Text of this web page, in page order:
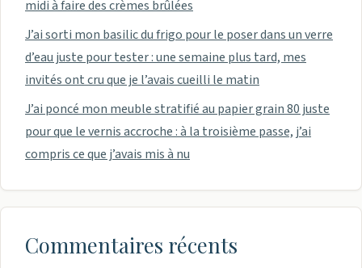
midi à faire des crèmes brûlées
J’ai sorti mon basilic du frigo pour le poser dans un verre
d’eau juste pour tester : une semaine plus tard, mes
invités ont cru que je l’avais cueilli le matin
J’ai poncé mon meuble stratifié au papier grain 80 juste
pour que le vernis accroche : à la troisième passe, j’ai
compris ce que j’avais mis à nu
Commentaires récents